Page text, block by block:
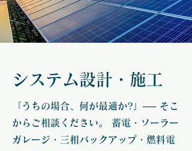
システム設計・施工
「うちの場合、何が最適か?」── そこ
からご相談ください。 蓄電・ソーラー
ガレージ・三相バックアップ・燃料電